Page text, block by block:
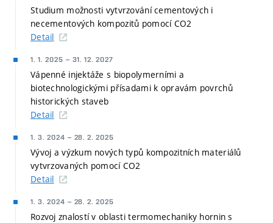
Studium možnosti vytvrzování cementových i
necementových kompozitů pomocí CO2
Detail
1. 1. 2025 – 31. 12. 2027
Vápenné injektáže s biopolymerními a
biotechnologickými přísadami k opravám povrchů
historických staveb
Detail
1. 3. 2024 – 28. 2. 2025
Vývoj a výzkum nových typů kompozitních materiálů
vytvrzovaných pomocí CO2
Detail
1. 3. 2024 – 28. 2. 2025
Rozvoj znalostí v oblasti termomechaniky hornin s